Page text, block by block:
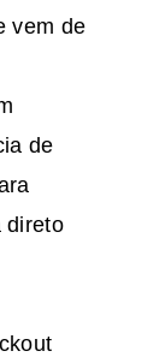
vem de
de
direto